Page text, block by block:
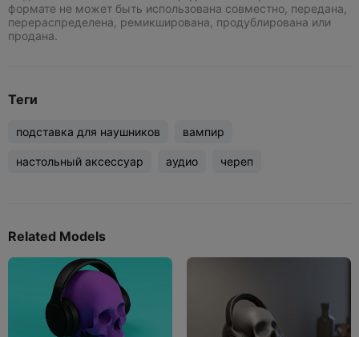
формате не может быть использована совместно, передана,
перераспределена, ремикширована, продублирована или
продана.
Теги
подставка для наушников вампир
настольный аксессуар аудио череп
Related Models